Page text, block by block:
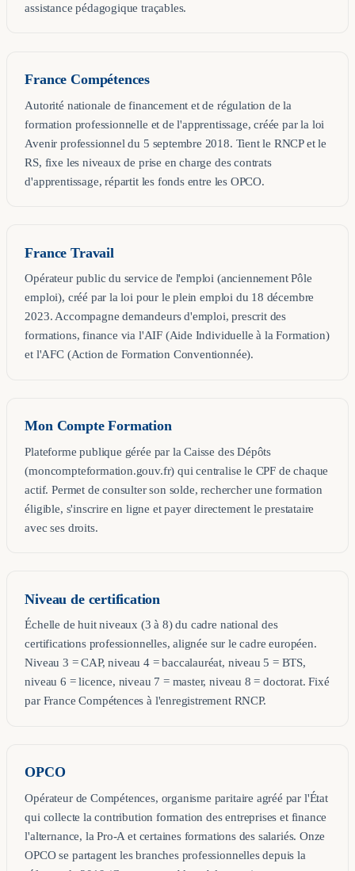
assistance pédagogique traçables.
France Compétences
Autorité nationale de financement et de régulation de la
formation professionnelle et de l'apprentissage, créée par la loi
Avenir professionnel du 5 septembre 2018. Tient le RNCP et le
RS, fixe les niveaux de prise en charge des contrats
d'apprentissage, répartit les fonds entre les OPCO.
France Travail
Opérateur public du service de l'emploi (anciennement Pôle
emploi), créé par la loi pour le plein emploi du 18 décembre
2023. Accompagne demandeurs d'emploi, prescrit des
formations, finance via l'AIF (Aide Individuelle à la Formation)
et l'AFC (Action de Formation Conventionnée).
Mon Compte Formation
Plateforme publique gérée par la Caisse des Dépôts
(moncompteformation.gouv.fr) qui centralise le CPF de chaque
actif. Permet de consulter son solde, rechercher une formation
éligible, s'inscrire en ligne et payer directement le prestataire
avec ses droits.
Niveau de certification
Échelle de huit niveaux (3 à 8) du cadre national des
certifications professionnelles, alignée sur le cadre européen.
Niveau 3 = CAP, niveau 4 = baccalauréat, niveau 5 = BTS,
niveau 6 = licence, niveau 7 = master, niveau 8 = doctorat. Fixé
par France Compétences à l'enregistrement RNCP.
OPCO
Opérateur de Compétences, organisme paritaire agréé par l'État
qui collecte la contribution formation des entreprises et finance
l'alternance, la Pro-A et certaines formations des salariés. Onze
OPCO se partagent les branches professionnelles depuis la